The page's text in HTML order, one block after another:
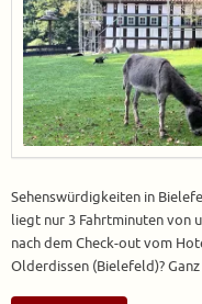
Sehenswürdigkeiten in
liegt nur 3 Fahrtminuten von
nach dem Check-out vom
Olderdissen (Bielefeld)?